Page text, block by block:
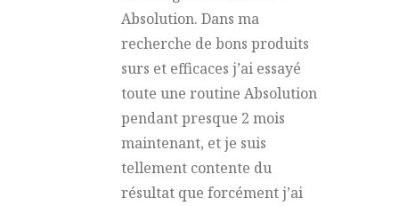
Absolution. Dans ma
recherche de bons produits
surs et efficaces j’ai essayé
toute une routine Absolution
pendant presque 2 mois
maintenant, et je suis
tellement contente du
résultat que forcément j’ai